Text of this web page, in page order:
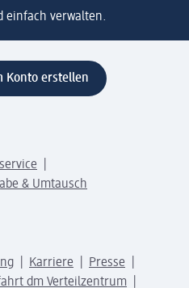
einfach verwalten.
Konto erstellen
& Umtausch
Karriere
Presse
dm Verteilzentrum